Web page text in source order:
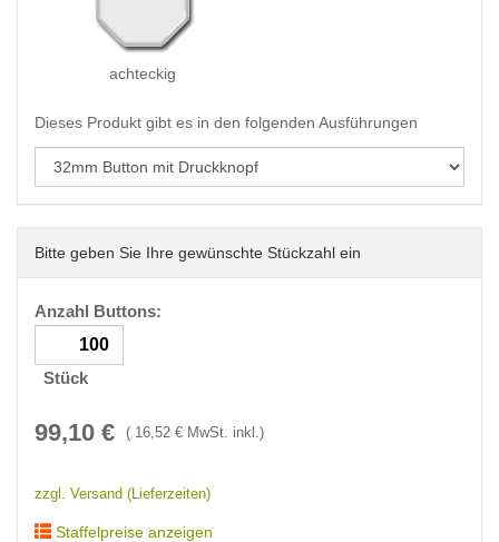
achteckig
Dieses Produkt gibt es in den folgenden Ausführungen
Bitte geben Sie Ihre gewünschte Stückzahl ein
Anzahl Buttons:
Stück
99,10 € ( 16,52 € MwSt. inkl.)
zzgl. Versand (Lieferzeiten)
Staffelpreise anzeigen